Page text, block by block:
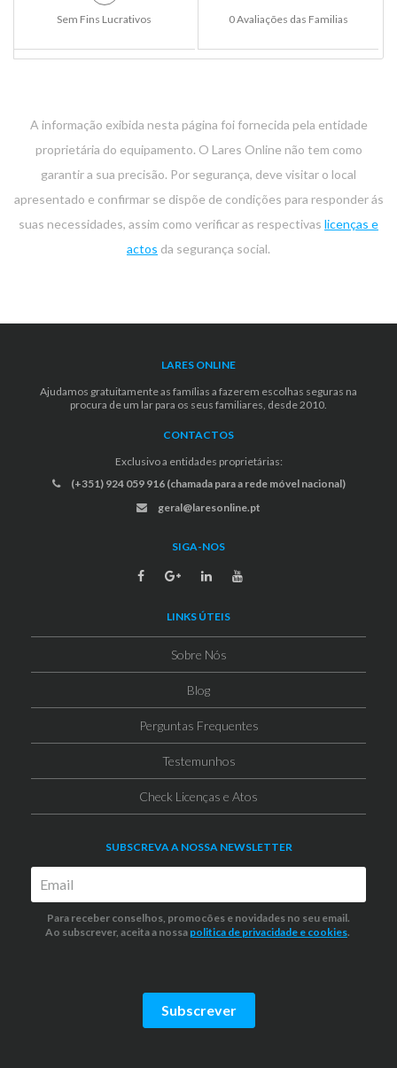
Sem Fins Lucrativos 0 Avaliações das Familias
A informação exibida nesta página foi fornecida pela entidade
proprietária do equipamento. O Lares Online não tem como
garantir a sua precisão. Por segurança, deve visitar o local
apresentado e confirmar se dispõe de condições para responder ás
suas necessidades, assim como verificar as respectivas licenças e
actos da segurança social.
LARES ONLINE
Ajudamos gratuitamente as famílias a fazerem escolhas seguras na
procura de um lar para os seus familiares, desde 2010.
CONTACTOS
Exclusivo a entidades proprietárias:
(+351) 924 059 916 (chamada para a rede móvel nacional)
geral@laresonline.pt
SIGA-NOS
LINKS ÚTEIS
Sobre Nós
Blog
Perguntas Frequentes
Testemunhos
Check Licenças e Atos
SUBSCREVA A NOSSA NEWSLETTER
Para receber conselhos, promocões e novidades no seu email.
Ao subscrever, aceita a nossa politica de privacidade e cookies.
Subscrever